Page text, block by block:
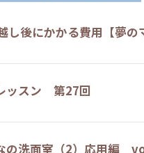
後にかかる費用【夢
ッスン 第27回
の洗面室（2）応用編